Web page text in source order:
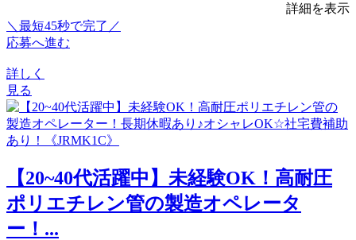
詳細を表示
＼最短45秒で完了／
応募へ進む
詳しく
見る
【20~40代活躍中】未経験OK！高耐圧
ポリエチレン管の製造オペレータ
ー！...